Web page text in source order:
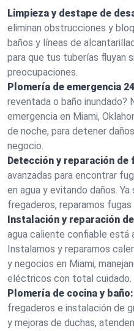
Limpieza y destape de
eliminan obstrucciones y
baños y líneas de
para que tus tuberías fluyan
preocupaciones.
Plomería de emergencia
reventada o baño inundado?
emergencia en Miami,
de noche, para detener
negocio.
Detección y reparación de
avanzadas para encontrar
en agua y evitando daños.
fregaderos, reparamos fugas
Instalación y reparación
agua caliente confiable está
Instalamos y reparamos
y negocios en Miami,
eléctricos con total cuidado.
Plomería de cocina y baño:
fregaderos e instalación de
y mejoras de duchas,